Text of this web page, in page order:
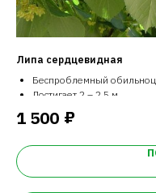
Липа сердцевидная
Беспроблемный
Достигает 2 – 2.5 м.
1 500 ₽